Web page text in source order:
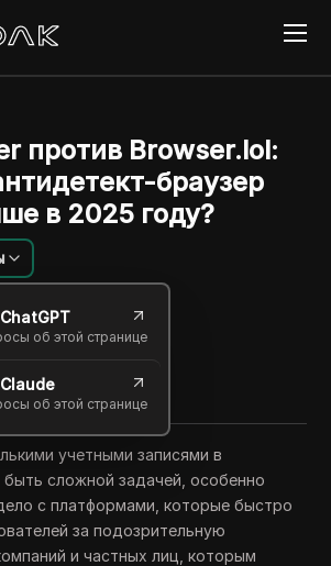
против Browser.lol:
браузер
в 2025 году?
об этой странице
об этой странице
4 минут
учетными записями в
сложной задачей, особенно
с платформами, которые быстро
за подозрительную
и частных лиц, которым